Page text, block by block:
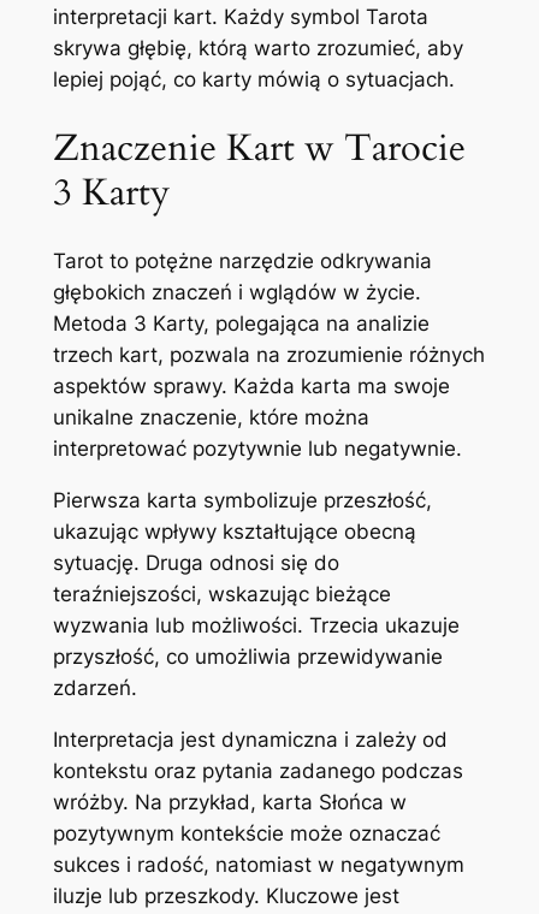
interpretacji kart. Każdy symbol Tarota
skrywa głębię, którą warto zrozumieć, aby
lepiej pojąć, co karty mówią o sytuacjach.
Znaczenie Kart w Tarocie
3 Karty
Tarot to potężne narzędzie odkrywania
głębokich znaczeń i wglądów w życie.
Metoda 3 Karty, polegająca na analizie
trzech kart, pozwala na zrozumienie różnych
aspektów sprawy. Każda karta ma swoje
unikalne znaczenie, które można
interpretować pozytywnie lub negatywnie.
Pierwsza karta symbolizuje przeszłość,
ukazując wpływy kształtujące obecną
sytuację. Druga odnosi się do
teraźniejszości, wskazując bieżące
wyzwania lub możliwości. Trzecia ukazuje
przyszłość, co umożliwia przewidywanie
zdarzeń.
Interpretacja jest dynamiczna i zależy od
kontekstu oraz pytania zadanego podczas
wróżby. Na przykład, karta Słońca w
pozytywnym kontekście może oznaczać
sukces i radość, natomiast w negatywnym
iluzje lub przeszkody. Kluczowe jest